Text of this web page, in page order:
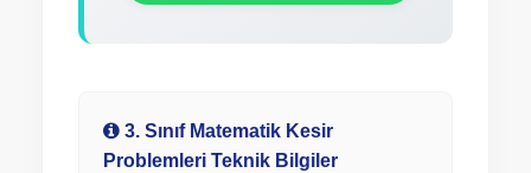
3. Sınıf Matematik Kesir
Problemleri Teknik Bilgiler